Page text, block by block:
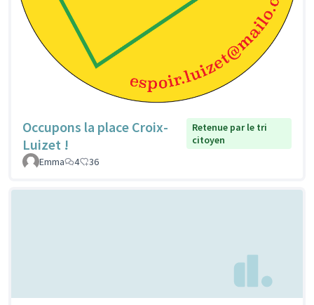
Occupons la place Croix-
Luizet !
Retenue par le tri
citoyen
Emma
4 36